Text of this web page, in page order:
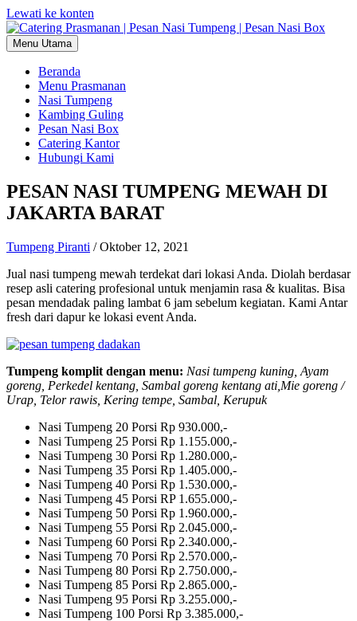
Lewati ke konten
Menu Utama
Beranda
Menu Prasmanan
Nasi Tumpeng
Kambing Guling
Pesan Nasi Box
Catering Kantor
Hubungi Kami
PESAN NASI TUMPENG MEWAH DI
JAKARTA BARAT
Tumpeng Piranti /Oktober 12, 2021
Jual nasi tumpeng mewah terdekat dari lokasi Anda. Diolah berdasar
resep asli catering profesional untuk menjamin rasa & kualitas. Bisa
pesan mendadak paling lambat 6 jam sebelum kegiatan. Kami Antar
fresh dari dapur ke lokasi event Anda.
Tumpeng komplit dengan menu: Nasi tumpeng kuning, Ayam
goreng, Perkedel kentang, Sambal goreng kentang ati,Mie goreng /
Urap, Telor rawis, Kering tempe, Sambal, Kerupuk
Nasi Tumpeng 20 Porsi Rp 930.000,-
Nasi Tumpeng 25 Porsi Rp 1.155.000,-
Nasi Tumpeng 30 Porsi Rp 1.280.000,-
Nasi Tumpeng 35 Porsi Rp 1.405.000,-
Nasi Tumpeng 40 Porsi Rp 1.530.000,-
Nasi Tumpeng 45 Porsi RP 1.655.000,-
Nasi Tumpeng 50 Porsi Rp 1.960.000,-
Nasi Tumpeng 55 Porsi Rp 2.045.000,-
Nasi Tumpeng 60 Porsi Rp 2.340.000,-
Nasi Tumpeng 70 Porsi Rp 2.570.000,-
Nasi Tumpeng 80 Porsi Rp 2.750.000,-
Nasi Tumpeng 85 Porsi Rp 2.865.000,-
Nasi Tumpeng 95 Porsi Rp 3.255.000,-
Nasi Tumpeng 100 Porsi Rp 3.385.000,-